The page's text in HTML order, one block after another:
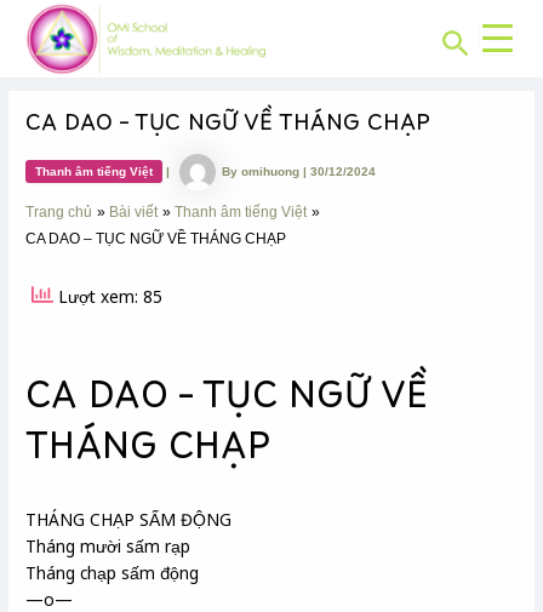
content
Search
CA DAO – TỤC NGỮ VỀ THÁNG CHẠP
Thanh âm tiếng Việt | Byomihuong|30/12/2024
Trang chủ Bài viết
Thanh âm tiếng Việt
CA DAO – TỤC NGỮ VỀ THÁNG CHẠP
Lượt xem: 85
CA DAO – TỤC NGỮ VỀ
THÁNG CHẠP
THÁNG CHẠP SẤM ĐỘNG
Tháng mười sấm rạp
Tháng chạp sấm động
—o—
Post
navigation
CHUYÊN
MỤC: